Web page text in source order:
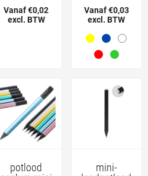
Vanaf €0,02
excl. BTW
Vanaf €0,03
excl. BTW
potlood
mini-